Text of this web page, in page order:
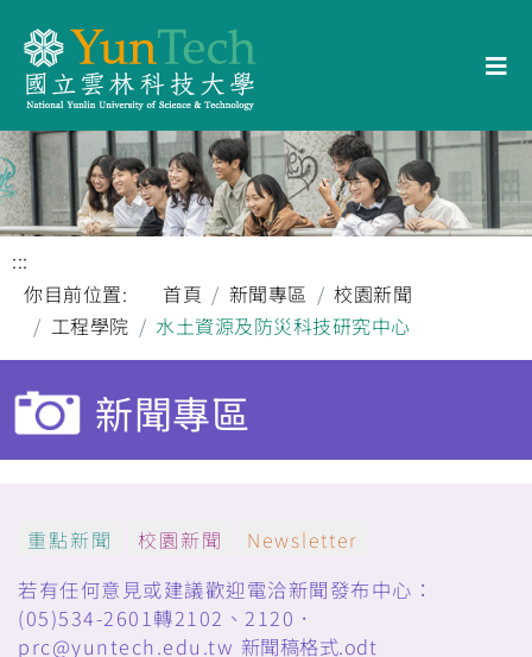
:::
你目前位置:
首頁 新聞專區
校園新聞
工程學院
水土資源及防災科技研究中心
新聞專區
重點新聞 校園新聞
Newsletter
若有任何意見或建議歡迎電洽新聞發布中心：
(05)534-2601轉2102、2120．
prc@yuntech.edu.tw 新聞稿格式.odt